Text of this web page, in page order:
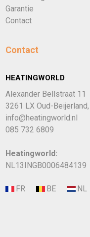
Garantie
Contact
Contact
HEATINGWORLD
Alexander Bellstraat 11
3261 LX Oud-
info@heatingworld.nl
085 732 6809
Heatingworld:
NL13INGB0006484139